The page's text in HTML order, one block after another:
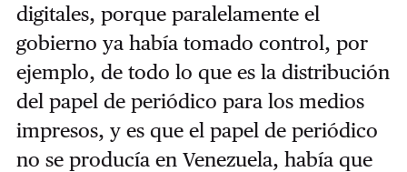
digitales, porque paralelamente el
gobierno ya había tomado control, por
ejemplo, de todo lo que es la distribución
del papel de periódico para los medios
impresos, y es que el papel de periódico
no se producía en Venezuela, había que